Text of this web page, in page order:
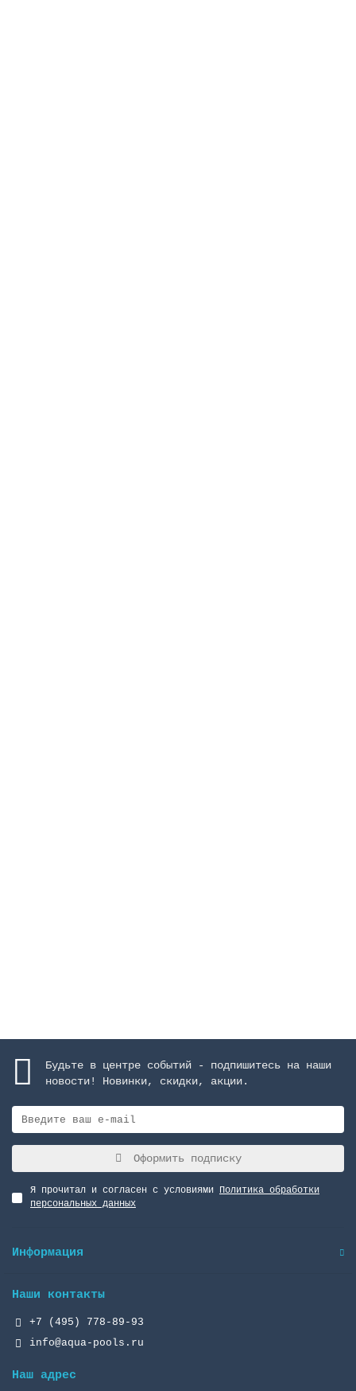
Будьте в центре событий - подпишитесь на наши
новости! Новинки, скидки, акции.
Оформить подписку
Я прочитал и согласен с условиями Политика обработки
персональных данных
Информация
Наши контакты
+7 (495) 778-89-93
info@aqua-pools.ru
Наш адрес